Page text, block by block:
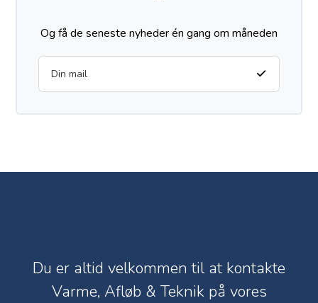
Og få de seneste nyheder én gang om måneden
Du er altid velkommen til at kontakte
Varme, Afløb & Teknik på vores